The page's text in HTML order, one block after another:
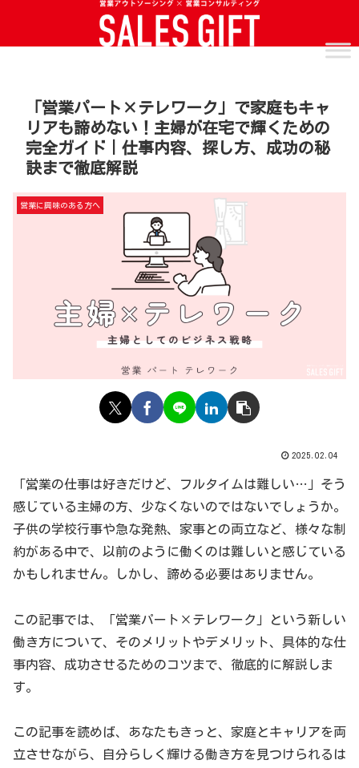
「営業パート×テレワーク」で家庭もキャ
リアも諦めない！主婦が在宅で輝くための
完全ガイド｜仕事内容、探し方、成功の秘
訣まで徹底解説
営業に興味のある方へ
2025.02.04
「営業の仕事は好きだけど、フルタイムは難しい…」そう
感じている主婦の方、少なくないのではないでしょうか。
子供の学校行事や急な発熱、家事との両立など、様々な制
約がある中で、以前のように働くのは難しいと感じている
かもしれません。しかし、諦める必要はありません。
この記事では、「営業パート×テレワーク」という新しい
働き方について、そのメリットやデメリット、具体的な仕
事内容、成功させるためのコツまで、徹底的に解説しま
す。
この記事を読めば、あなたもきっと、家庭とキャリアを両
立させながら、自分らしく輝ける働き方を見つけられるは